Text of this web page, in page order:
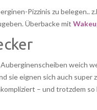
Pizzinis zu belegen..
Überbacke mit
weich
sie eignen sich auch super
– und trotzdem so